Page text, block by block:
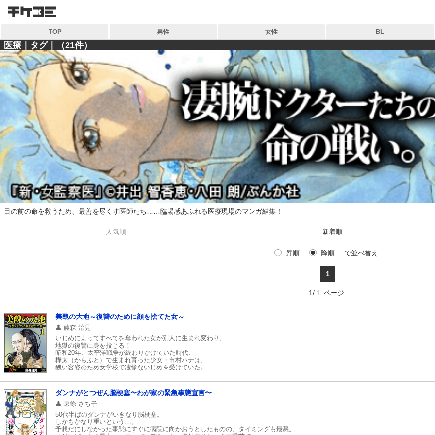
検索
キーワードから探す
各一覧から探す
ジャンル タグ
作家
雑誌 出版社
コンテンツから探す
ランキング 新着
おすすめ 無料
特集
TOP 男性 女性 BL
検索
キーワードから探す
各一覧から探す
ジャンル タグ
作家
雑誌 出版社
マイ本棚から探す
最近読んだ作品 お気に入り
医療｜タグ｜（21件）
目の前の命を救うため、最善を尽くす医師たち……臨場感あふれる医療現場のマンガ結集！
人気順 新着順
昇順 降順 で並べ替え
1
1/ 1 ページ
美醜の大地～復讐のために顔を捨てた女～
藤森 治見
いじめによってすべてを奪われた女が別人に生まれ変わり、
地獄の復讐に身を投じる！
昭和20年、太平洋戦争が終わりかけていた時代、
樺太（からふと）で生まれ育った少女・市村ハナは、
醜い容姿のため女学校で凄惨ないじめを受けていた。
彼女によって泥棒の濡れ衣を着せられたハナは、
退学に追い込まれてしまう。
やがてソ連軍が空襲を開始し、
樺太から北海道へ逃れる船に乗り込んだハナ一家だったが、
いじめグループによって船から追い出されてしまい……。
ダンナがとつぜん脳梗塞〜わが家の緊急事態宣言〜
東條 さち子
50代半ばのダンナがいきなり脳梗塞。
しかもかなり重いという…。
予想だにしなかった事態にすぐに病院に向かおうとしたものの、タイミングも最悪。